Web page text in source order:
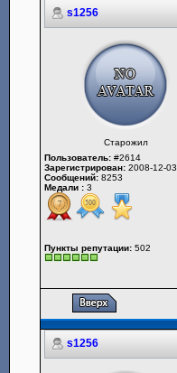
s1256
Старожил
Пользователь: #2614
Зарегистрирован: 2008-12-03
Сообщений: 8253
Медали : 3
Пункты репутации: 502
s1256